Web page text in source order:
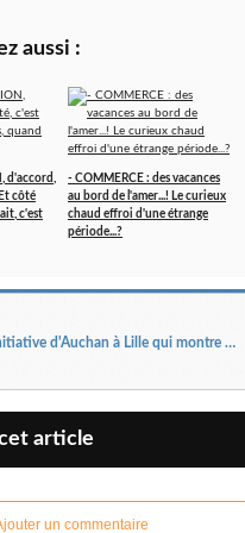
aussi :
d'accord,
côté
c'est
- COMMERCE : des vacances
au bord de l'amer...! Le curieux
chaud effroi d'une étrange
période...?
PUBLICITÉ, une initiative d'Auchan à Lille qui montre que le propre, ce n'est pas le pied...!
article
un commentaire